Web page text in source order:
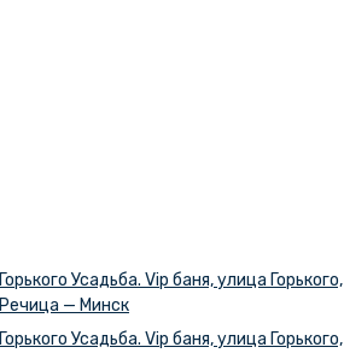
Горького Усадьба. Vip баня, улица Горького,
Речица — Минск
Горького Усадьба. Vip баня, улица Горького,